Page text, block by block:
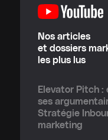
Nos articles
et dossiers
les plus lus
Elevator Pitch :
ses
Stratégie
marketing